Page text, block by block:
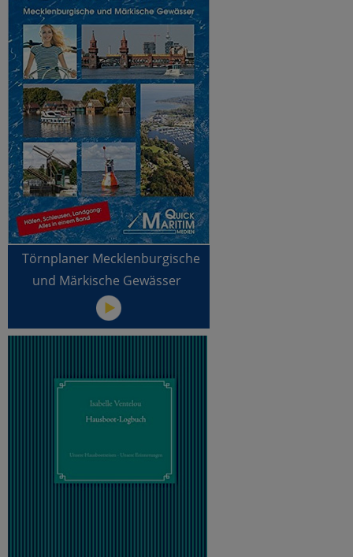
Törnplaner Mecklenburgische
und Märkische Gewässer